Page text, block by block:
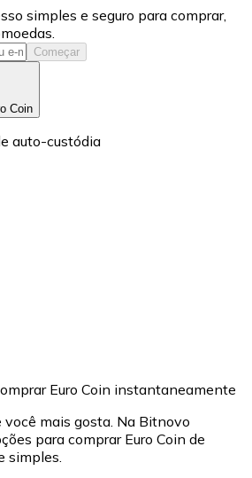
simples e seguro para comprar,
Começar
Coin
auto-custódia
Euro Coin instantaneamente
você mais gosta. Na Bitnovo
para comprar Euro Coin de
simples.